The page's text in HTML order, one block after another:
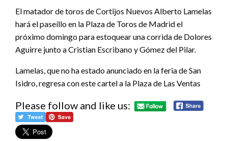
El matador de toros de Cortijos Nuevos Alberto Lamelas
hará el paseíllo en la Plaza de Toros de Madrid el
próximo domingo para estoquear una corrida de Dolores
Aguirre junto a Cristian Escribano y Gómez del Pilar.
Lamelas, que no ha estado anunciado en la feria de San
Isidro, regresa con este cartel a la Plaza de Las Ventas
Please follow and like us: